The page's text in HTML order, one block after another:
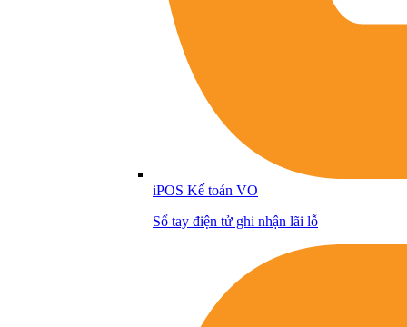
iPOS Kế toán VO
Sổ tay điện tử ghi nhận lãi lỗ